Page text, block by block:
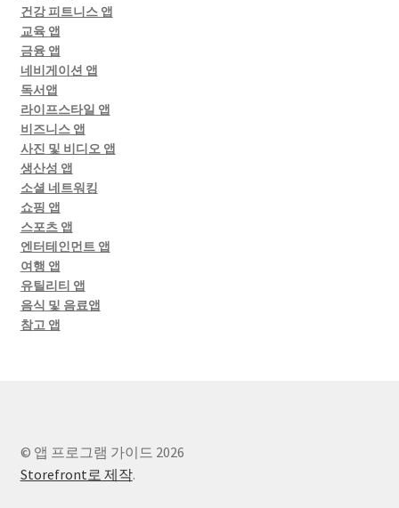
건강 피트니스 앱
교육 앱
금융 앱
네비게이션 앱
독서앱
라이프스타일 앱
비즈니스 앱
사진 및 비디오 앱
생산성 앱
소셜 네트워킹
쇼핑 앱
스포츠 앱
엔터테인먼트 앱
여행 앱
유틸리티 앱
음식 및 음료앱
참고 앱
© 앱 프로그램 가이드 2026
Storefront로 제작.